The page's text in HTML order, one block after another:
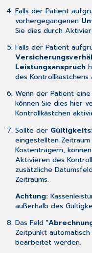
Falls der Patient
vorhergegangenen
Sie dies durch
Falls der Patient
Leistungsanspruch
des Kontrollkästchens
Wenn der Patient eine
können Sie dies hier
Kontrollkästchen
Sollte der
eingestellten
Kostenträgern,
Aktivieren des
zusätzliche
Zeitraums.
Achtung:
außerhalb des
Das Feld "
Zeitpunkt
bearbeitet werden.